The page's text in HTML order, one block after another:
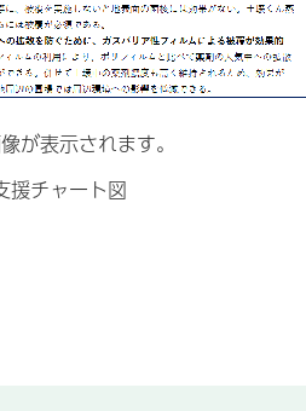
が表示されます。
援チャート図